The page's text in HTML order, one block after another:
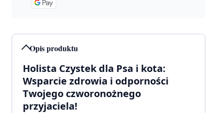
Opis produktu
Holista Czystek dla Psa i kota:
Wsparcie zdrowia i odporności
Twojego czworonożnego
przyjaciela!